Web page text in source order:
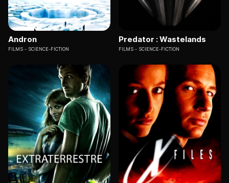
Andron
FILMS SCIENCE-FICTION
Predator : Wastelands
FILMS SCIENCE-FICTION